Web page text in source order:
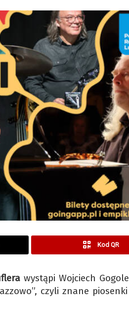
Kod QR
wystąpi Wojciech
czyli znane